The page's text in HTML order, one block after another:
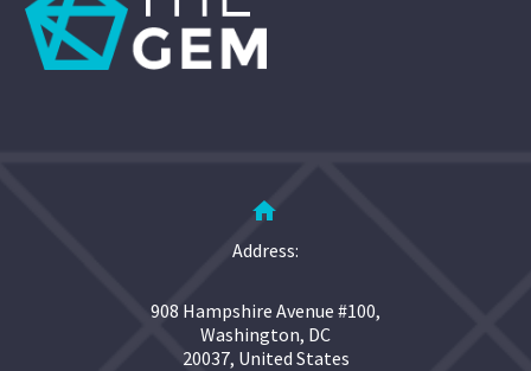


Address:
908 Hampshire Avenue #100,
Washington, DC
20037, United States